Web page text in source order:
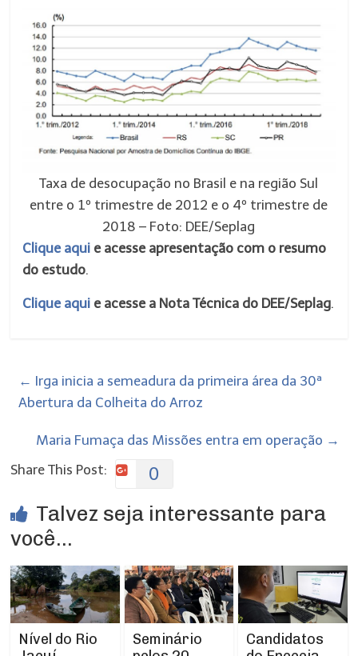
Taxa de desocupação no Brasil e na região Sul
entre o 1º trimestre de 2012 e o 4º trimestre de
2018 – Foto: DEE/Seplag
Clique aqui e acesse apresentação com o resumo
do estudo.
Clique aqui e acesse a Nota Técnica do DEE/Seplag.
← Irga inicia a semeadura da primeira área da 30ª
Abertura da Colheita do Arroz
Maria Fumaça das Missões entra em operação →
Share This Post:
0
Talvez seja interessante para
você...
Nível do Rio
Seminário
Candidatos